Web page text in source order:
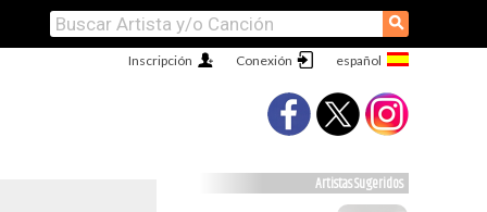
⚲
Conexión
Inscripción
Artistas Sugeridos